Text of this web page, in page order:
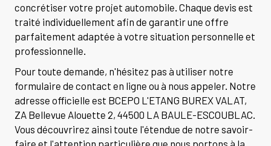
concrétiser votre projet automobile. Chaque devis est
traité individuellement afin de garantir une offre
parfaitement adaptée à votre situation personnelle et
professionnelle.
Pour toute demande, n'hésitez pas à utiliser notre
formulaire de contact en ligne ou à nous appeler. Notre
adresse officielle est BCEPO L'ETANG BUREX VALAT,
ZA Bellevue Alouette 2, 44500 LA BAULE-ESCOUBLAC.
Vous découvrirez ainsi toute l'étendue de notre savoir-
faire et l'attention particulière que nous portons à la